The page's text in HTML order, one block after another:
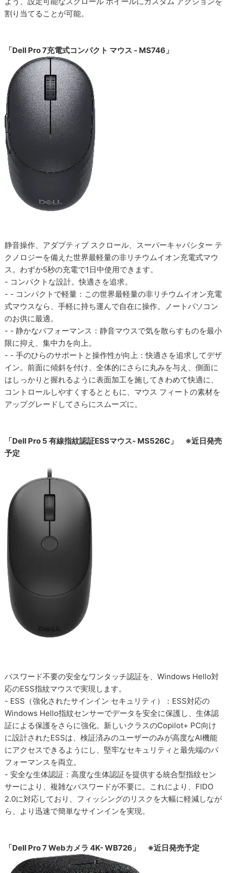
割り当てることが可能。
「Dell Pro 7充電式コンパクト マウス - MS746」
静音操作、アダプティブ スクロール、スーパーキャパシター テ
クノロジーを備えた世界最軽量の非リチウムイオン充電式マウ
ス。わずか5秒の充電で1日中使用できます。
- コンパクトな設計。快適さを追求。
- - コンパクトで軽量：この世界最軽量の非リチウムイオン充電
式マウスなら、手軽に持ち運んで自在に操作。ノートパソコン
のお供に最適。
- - 静かなパフォーマンス：静音マウスで気を散らすものを最小
限に抑え、集中力を向上。
- - 手のひらのサポートと操作性が向上：快適さを追求してデザ
イン。前面に傾斜を付け、全体的にさらに丸みを与え、側面に
はしっかりと握れるように表面加工を施してきわめて快適に、
コントロールしやすくするとともに、マウス フィートの素材を
アップグレードしてさらにスムーズに。
「Dell Pro 5 有線指紋認証ESSマウス- MS526C」 ※近日発売
予定
パスワード不要の安全なワンタッチ認証を、Windows Hello対
応のESS指紋マウスで実現します。
- ESS（強化されたサインイン セキュリティ）：ESS対応の
Windows Hello指紋センサーでデータを安全に保護し、生体認
証による保護をさらに強化。新しいクラスのCopilot+ PC向け
に設計されたESSは、検証済みのユーザーのみが高度なAI機能
にアクセスできるようにし、堅牢なセキュリティと最先端のパ
フォーマンスを両立。
- 安全な生体認証：高度な生体認証を提供する統合型指紋セン
サーにより、複雑なパスワードが不要に。これにより、FIDO
2.0に対応しており、フィッシングのリスクを大幅に軽減しなが
ら、より迅速で簡単なサインインを実現。
「Dell Pro 7 Webカメラ 4K- WB726」 ※近日発売予定